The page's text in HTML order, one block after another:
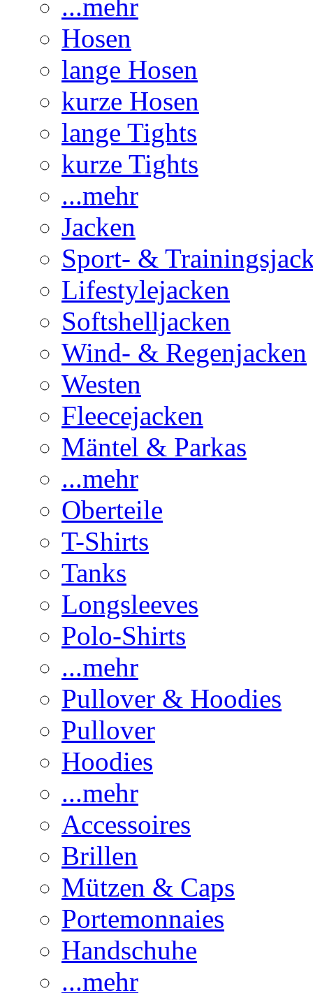
...mehr
Hosen
lange Hosen
kurze Hosen
lange Tights
kurze Tights
...mehr
Jacken
Sport- &
Lifestylejacken
Softshelljacken
Wind- & Regenjacken
Westen
Fleecejacken
Mäntel & Parkas
...mehr
Oberteile
T-Shirts
Tanks
Longsleeves
Polo-Shirts
...mehr
Pullover & Hoodies
Pullover
Hoodies
...mehr
Accessoires
Brillen
Mützen & Caps
Portemonnaies
Handschuhe
...mehr